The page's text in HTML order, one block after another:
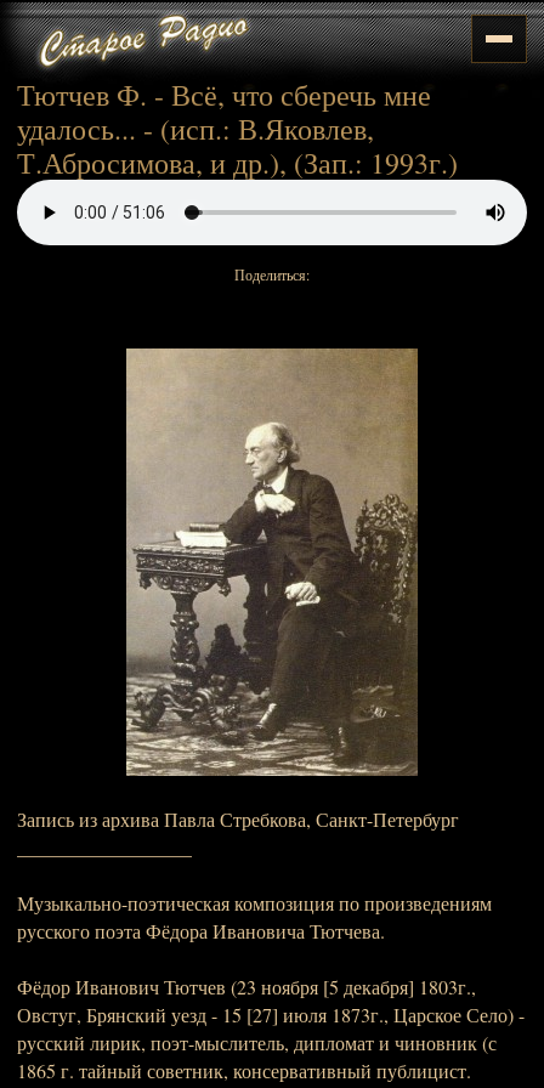
Тютчев Ф. - Всё, что сберечь мне
удалось... - (исп.: В.Яковлев,
Т.Абросимова, и др.), (Зап.: 1993г.)
Поделиться:
Запись из архива Павла Стребкова, Санкт-Петербург
Музыкально-поэтическая композиция по произведениям
русского поэта Фёдора Ивановича Тютчева.
Фёдор Иванович Тютчев (23 ноября [5 декабря] 1803г.,
Овстуг, Брянский уезд - 15 [27] июля 1873г., Царское Село) -
русский лирик, поэт-мыслитель, дипломат и чиновник (с
1865 г. тайный советник, консервативный публицист.